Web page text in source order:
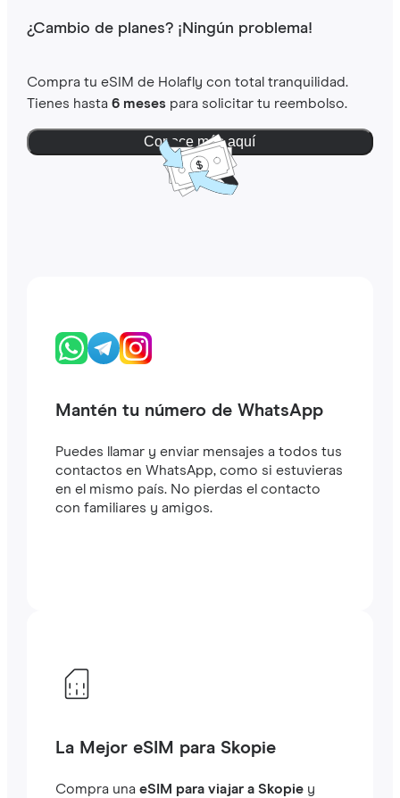
¿Cambio de planes? ¡Ningún problema!
Compra tu eSIM de Holafly con total tranquilidad.
Tienes hasta 6 mesespara solicitar tu reembolso.
Conoce más aquí
Mantén tu número de WhatsApp
Puedes llamar y enviar mensajes a todos tus
contactos en WhatsApp, como si estuvieras
en el mismo país. No pierdas el contacto
con familiares y amigos.
La Mejor eSIM para Skopie
Compra una eSIM para viajar a Skopiey